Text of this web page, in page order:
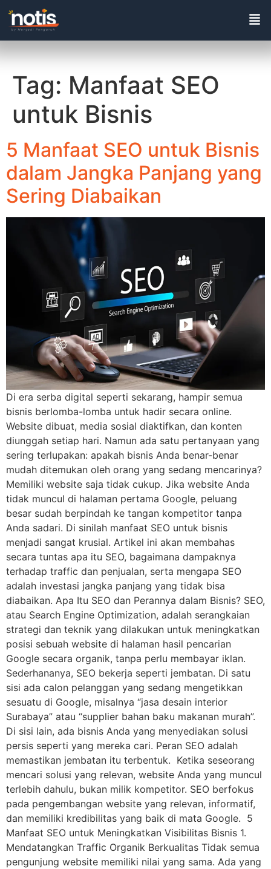
Tag: Manfaat SEO
untuk Bisnis
5 Manfaat SEO untuk Bisnis
dalam Jangka Panjang yang
Sering Diabaikan
Di era serba digital seperti sekarang, hampir semua
bisnis berlomba-lomba untuk hadir secara online.
Website dibuat, media sosial diaktifkan, dan konten
diunggah setiap hari. Namun ada satu pertanyaan yang
sering terlupakan: apakah bisnis Anda benar-benar
mudah ditemukan oleh orang yang sedang mencarinya?
Memiliki website saja tidak cukup. Jika website Anda
tidak muncul di halaman pertama Google, peluang
besar sudah berpindah ke tangan kompetitor tanpa
Anda sadari. Di sinilah manfaat SEO untuk bisnis
menjadi sangat krusial. Artikel ini akan membahas
secara tuntas apa itu SEO, bagaimana dampaknya
terhadap traffic dan penjualan, serta mengapa SEO
adalah investasi jangka panjang yang tidak bisa
diabaikan. Apa Itu SEO dan Perannya dalam Bisnis? SEO,
atau Search Engine Optimization, adalah serangkaian
strategi dan teknik yang dilakukan untuk meningkatkan
posisi sebuah website di halaman hasil pencarian
Google secara organik, tanpa perlu membayar iklan.
Sederhananya, SEO bekerja seperti jembatan. Di satu
sisi ada calon pelanggan yang sedang mengetikkan
sesuatu di Google, misalnya “jasa desain interior
Surabaya” atau “supplier bahan baku makanan murah”.
Di sisi lain, ada bisnis Anda yang menyediakan solusi
persis seperti yang mereka cari. Peran SEO adalah
memastikan jembatan itu terbentuk. Ketika seseorang
mencari solusi yang relevan, website Anda yang muncul
terlebih dahulu, bukan milik kompetitor. SEO berfokus
pada pengembangan website yang relevan, informatif,
dan memiliki kredibilitas yang baik di mata Google. 5
Manfaat SEO untuk Meningkatkan Visibilitas Bisnis 1.
Mendatangkan Traffic Organik Berkualitas Tidak semua
pengunjung website memiliki nilai yang sama. Ada yang